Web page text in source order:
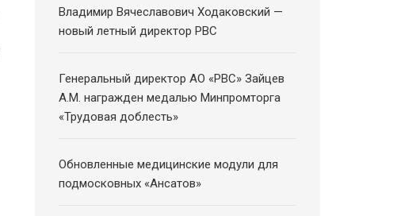
Владимир Вячеславович Ходаковский —
новый летный директор РВС
Генеральный директор АО «РВС» Зайцев
А.М. награжден медалью Минпромторга
«Трудовая доблесть»
Обновленные медицинские модули для
подмосковных «Ансатов»